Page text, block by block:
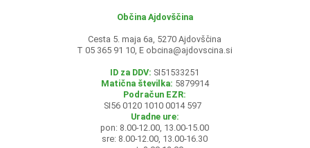
Občina Ajdovščina
Cesta 5. maja 6a, 5270 Ajdovščina
T 05 365 91 10, E obcina@ajdovscina.si
ID za DDV: SI51533251
Matična številka: 5879914
Podračun EZR:
SI56 0120 1010 0014 597
Uradne ure:
pon: 8.00-12.00, 13.00-15.00
sre: 8.00-12.00, 13.00-16.30